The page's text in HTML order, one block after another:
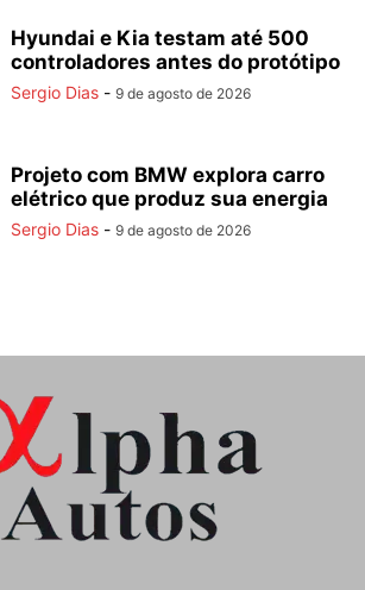
Hyundai e Kia testam até 500
controladores antes do protótipo
Sergio Dias - 9 de agosto de 2026
Projeto com BMW explora carro
elétrico que produz sua energia
Sergio Dias - 9 de agosto de 2026